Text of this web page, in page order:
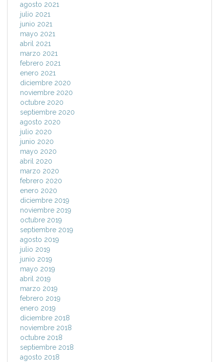
agosto 2021
julio 2021
junio 2021
mayo 2021
abril 2021
marzo 2021
febrero 2021
enero 2021
diciembre 2020
noviembre 2020
octubre 2020
septiembre 2020
agosto 2020
julio 2020
junio 2020
mayo 2020
abril 2020
marzo 2020
febrero 2020
enero 2020
diciembre 2019
noviembre 2019
octubre 2019
septiembre 2019
agosto 2019
julio 2019
junio 2019
mayo 2019
abril 2019
marzo 2019
febrero 2019
enero 2019
diciembre 2018
noviembre 2018
octubre 2018
septiembre 2018
agosto 2018